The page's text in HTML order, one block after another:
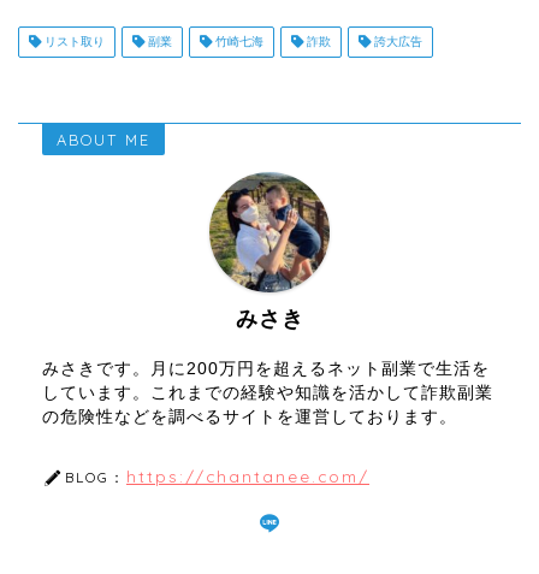
リスト取り 副業 竹崎七海 詐欺 誇大広告
ABOUT ME
みさき
みさきです。月に200万円を超えるネット副業で生活を
しています。これまでの経験や知識を活かして詐欺副業
の危険性などを調べるサイトを運営しております。
BLOG： https://chantanee.com/